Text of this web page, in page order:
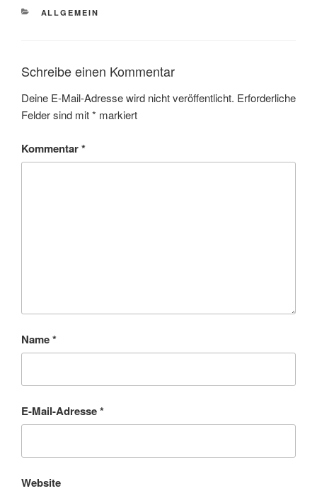
KATEGORIEN
ALLGEMEIN
Schreibe einen Kommentar
Deine E-Mail-Adresse wird nicht veröffentlicht. Erforderliche
Felder sind mit* markiert
Kommentar*
Name*
E-Mail-Adresse*
Website